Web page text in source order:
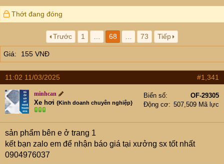
r
e
s
t
a
t
e
r
à
y
ử
i
Thớt đang đóng
Trước 1 68 73 Tiếp
Giá 155 VNĐ
11:02 11/03/2025 #1,341
minhcan
Xe hơi {Kinh doanh chuyên nghiệp}
Biển số
OF-29305
Động cơ
507,509 Mã lực
sản phẩm bên e ở trang 1
kết bạn zalo em để nhận báo giá tại xưởng sx tốt nhất
0904976037